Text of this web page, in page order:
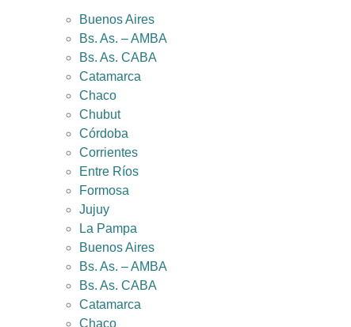
Buenos Aires
Bs. As. – AMBA
Bs. As. CABA
Catamarca
Chaco
Chubut
Córdoba
Corrientes
Entre Ríos
Formosa
Jujuy
La Pampa
Buenos Aires
Bs. As. – AMBA
Bs. As. CABA
Catamarca
Chaco